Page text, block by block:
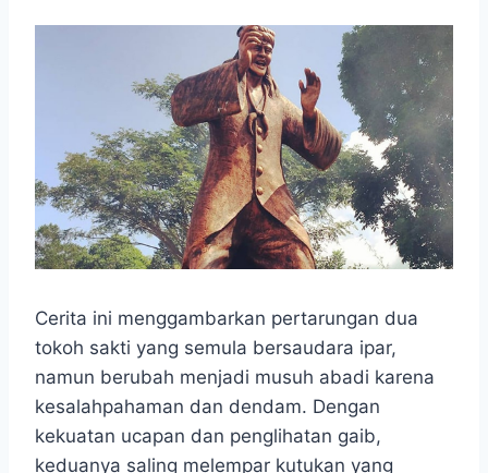
Cerita ini menggambarkan pertarungan dua
tokoh sakti yang semula bersaudara ipar,
namun berubah menjadi musuh abadi karena
kesalahpahaman dan dendam. Dengan
kekuatan ucapan dan penglihatan gaib,
keduanya saling melempar kutukan yang